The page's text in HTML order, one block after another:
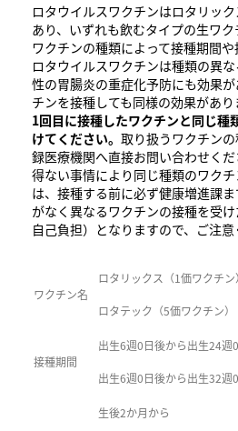
ロタウイルスワクチンはロタリッ
あり、いずれも飲むタイプの生ワク
ワクチンの種類によって接種期間や
ロタウイルスワクチンは種類の異
性の胃腸炎の重症化予防にも効果
チンを接種しても同様の効果があり
1回目に接種したワクチンと同じ種
けてください。 取り扱うワクチン
録医療機関へ直接お問い合わせく
得ない事情により同じ種類のワク
は、接種する前に必ず健康増進課
がなく異なるワクチンの接種を受
自己負担）となりますので、ご注意
ワクチン名
ロタリックス（1価ワクチン）
ロタテック（5価ワクチン）
接種期間
出生6週0日後から出生24週
出生6週0日後から出生32週
生後2か月から